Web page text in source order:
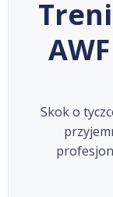
Skok o